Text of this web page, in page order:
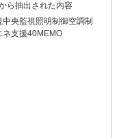
ら抽出された内容
中央監視照明制御空調制
ネ支援40MEMO